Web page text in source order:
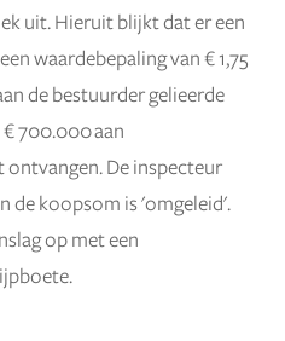
uit. Hieruit blijkt dat er een
waardebepaling van € 1,75
de bestuurder gelieerde
700.000 aan
De inspecteur
de koopsom is 'omgeleid'.
op met een